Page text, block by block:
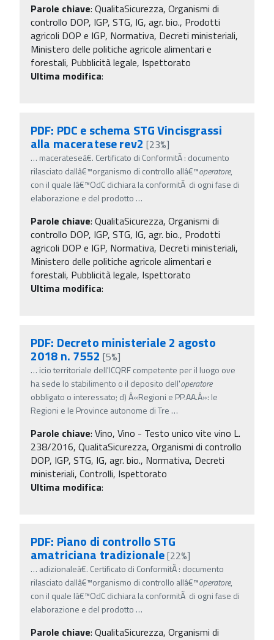
Parole chiave: QualitaSicurezza, Organismi di
controllo DOP, IGP, STG, IG, agr. bio., Prodotti
agricoli DOP e IGP, Normativa, Decreti ministeriali,
Ministero delle politiche agricole alimentari e
forestali, Pubblicità legale, Ispettorato
Ultima modifica:
PDF: PDC e schema STG Vincisgrassi
alla maceratese rev2 [23%]
… macerateseâ€. Certificato di ConformitÃ : documento
rilasciato dallâ€™organismo di controllo allâ€™operatore,
con il quale lâ€™OdC dichiara la conformitÃ di ogni fase di
elaborazione e del prodotto …
Parole chiave: QualitaSicurezza, Organismi di
controllo DOP, IGP, STG, IG, agr. bio., Prodotti
agricoli DOP e IGP, Normativa, Decreti ministeriali,
Ministero delle politiche agricole alimentari e
forestali, Pubblicità legale, Ispettorato
Ultima modifica:
PDF: Decreto ministeriale 2 agosto
2018 n. 7552 [5%]
… icio territoriale dell'ICQRF competente per il luogo ove
ha sede lo stabilimento o il deposito dell'operatore
obbligato o interessato; d) Â«Regioni e PP.AA.Â»: le
Regioni e le Province autonome di Tre …
Parole chiave: Vino, Vino - Testo unico vite vino L.
238/2016, QualitaSicurezza, Organismi di controllo
DOP, IGP, STG, IG, agr. bio., Normativa, Decreti
ministeriali, Controlli, Ispettorato
Ultima modifica:
PDF: Piano di controllo STG
amatriciana tradizionale[22%]
… adizionaleâ€. Certificato di ConformitÃ : documento
rilasciato dallâ€™organismo di controllo allâ€™operatore,
con il quale lâ€™OdC dichiara la conformitÃ di ogni fase di
elaborazione e del prodotto …
Parole chiave: QualitaSicurezza, Organismi di